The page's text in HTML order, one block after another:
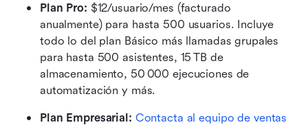
Plan Pro: $12/usuario/mes (facturado
anualmente) para hasta 500 usuarios. Incluye
todo lo del plan Básico más llamadas grupales
para hasta 500 asistentes, 15 TB de
almacenamiento, 50 000 ejecuciones de
automatización y más.
Plan Empresarial: Contacta al equipo de ventas